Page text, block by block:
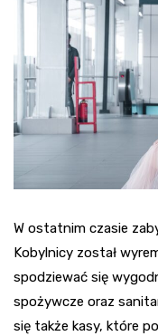
W ostatnim czasie
Kobylnicy został
spodziewać się
spożywcze oraz
się także kasy, które